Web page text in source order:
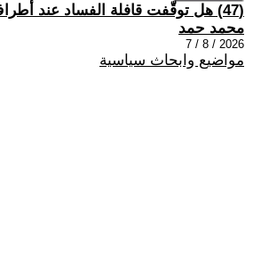
(47) هل توقّفت قافلة الفساد عند أطراف بغداد؟
محمد حمد
2026 / 8 / 7
مواضيع وابحاث سياسية